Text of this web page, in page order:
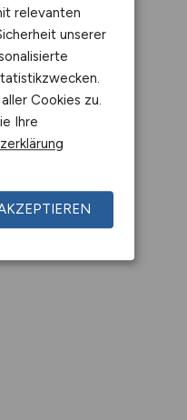
relevanten
unserer
Cookies zu.
Ihre